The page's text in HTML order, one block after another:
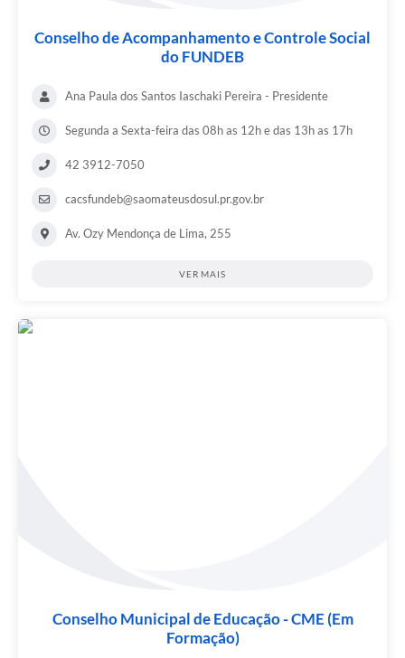
Conselho de Acompanhamento e Controle Social
do FUNDEB
Ana Paula dos Santos Iaschaki Pereira - Presidente
Segunda a Sexta-feira das 08h as 12h e das 13h as 17h
42 3912-7050
cacsfundeb@saomateusdosul.pr.gov.br
Av. Ozy Mendonça de Lima, 255
VER MAIS
Conselho Municipal de Educação - CME (Em
Formação)